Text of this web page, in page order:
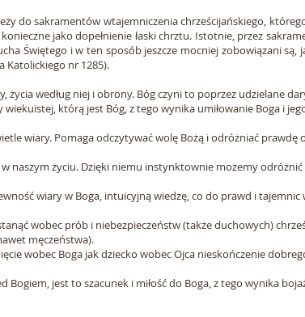
do sakramentów wtajemniczenia chrześcijańskiego,
jako dopełnienie łaski chrztu. Istotnie, przez
Świętego i w ten sposób jeszcze mocniej zobowiązani
Katolickiego nr 1285).
według niej i obrony. Bóg czyni to poprzez udzielane
którą jest Bóg, z tego wynika umiłowanie Boga i
wiary. Pomaga odczytywać wolę Bożą i odróżniać prawdę
życiu. Dzięki niemu instynktownie możemy odróżnić
wiary w Boga, intuicyjną wiedzę, co do prawd i tajemnic
wobec prób i niebezpieczeństw (także duchowych)
męczeństwa).
wobec Boga jak dziecko wobec Ojca nieskończenie dobrego
jest to szacunek i miłość do Boga, z tego wynika